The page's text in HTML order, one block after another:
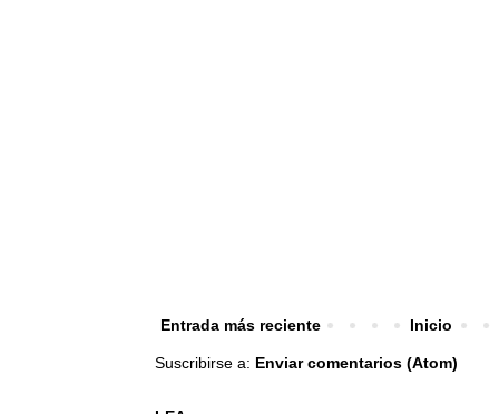
Entrada más reciente Inicio
Suscribirse a: Enviar comentarios (Atom)